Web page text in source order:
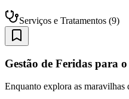
Serviços e Tratamentos (9)
Gestão de Feridas para
Enquanto explora as maravilhas